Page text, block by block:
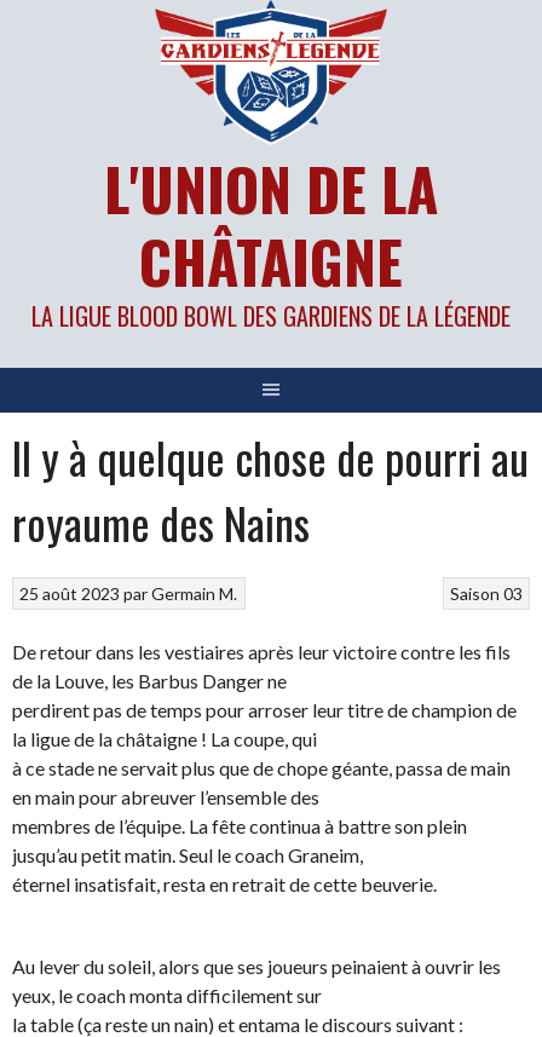
L'UNION DE LA
CHÂTAIGNE
LA LIGUE BLOOD BOWL DES GARDIENS DE LA LÉGENDE
Il y à quelque chose de pourri au
royaume des Nains
Saison 03
25 août 2023 parGermain M.
De retour dans les vestiaires après leur victoire contre les fils
de la Louve, les Barbus Danger ne
perdirent pas de temps pour arroser leur titre de champion de
la ligue de la châtaigne ! La coupe, qui
à ce stade ne servait plus que de chope géante, passa de main
en main pour abreuver l’ensemble des
membres de l’équipe. La fête continua à battre son plein
jusqu’au petit matin. Seul le coach Graneim,
éternel insatisfait, resta en retrait de cette beuverie.
Au lever du soleil, alors que ses joueurs peinaient à ouvrir les
yeux, le coach monta difficilement sur
la table (ça reste un nain) et entama le discours suivant :